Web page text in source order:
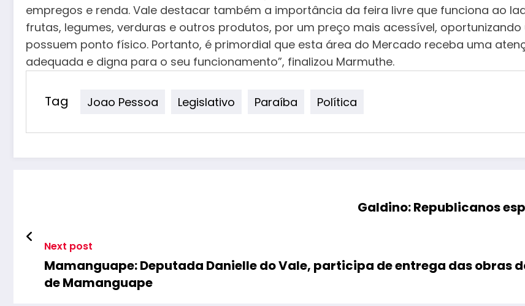
empregos e renda. Vale destacar também a importância da feira livre que funciona ao
frutas, legumes, verduras e outros produtos, por um preço mais acessível,
possuem ponto físico. Portanto, é primordial que esta área do Mercado receba uma
adequada e digna para o seu funcionamento”, finalizou Marmuthe.
Tag Joao Pessoa Legislativo Paraíba Política
Galdino: Republicanos
Next post
Mamanguape: Deputada Danielle do Vale, participa de entrega das obras
de Mamanguape